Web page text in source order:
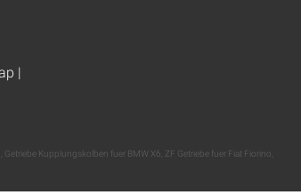
|
Getriebe Kupplungskolben fuer BMW X6 ZF Getriebe fuer Fiat Fiorino